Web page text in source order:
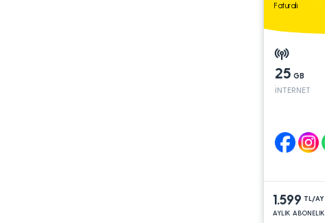
Faturalı
25 GB
İNTERNET
1.599 TL/AY
AYLIK ABONELIK